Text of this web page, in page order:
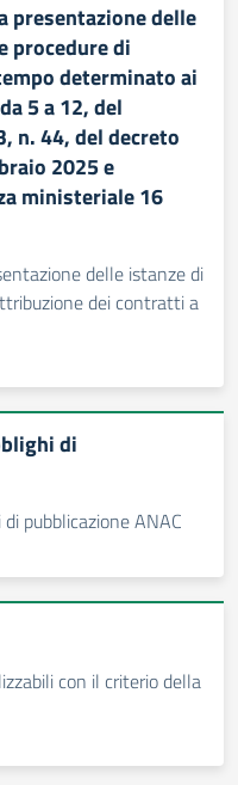
presentazione delle
procedure di
determinato ai
5 a 12, del
n. 44, del decreto
2025 e
ministeriale 16
delle istanze di
dei contratti a
di
pubblicazione ANAC
con il criterio della